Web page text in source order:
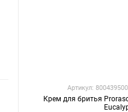
Артикул:
Крем для бритья